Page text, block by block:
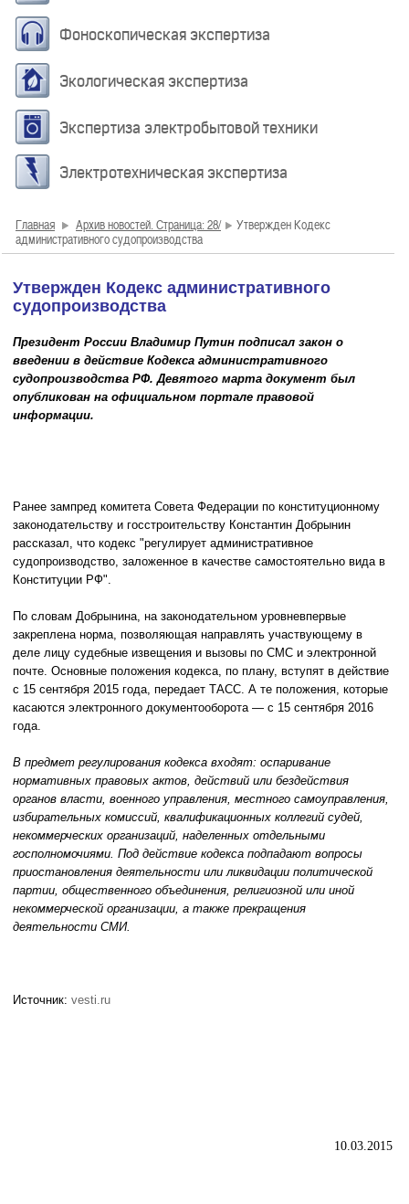
Фоноскопическая экспертиза
Экологическая экспертиза
Экспертиза электробытовой техники
Электротехническая экспертиза
Главная Архив новостей. Страница: 28/
Утвержден Кодекс
административного судопроизводства
Утвержден Кодекс административного
судопроизводства
Президент России Владимир Путин подписал закон о
введении в действие Кодекса административного
судопроизводства РФ. Девятого марта документ был
опубликован на официальном портале правовой
информации.
Ранее зампред комитета Совета Федерации по конституционному
законодательству и госстроительству Константин Добрынин
рассказал, что кодекс "регулирует административное
судопроизводство, заложенное в качестве самостоятельно вида в
Конституции РФ".
По словам Добрынина, на законодательном уровневпервые
закреплена норма, позволяющая направлять участвующему в
деле лицу судебные извещения и вызовы по СМС и электронной
почте. Основные положения кодекса, по плану, вступят в действие
с 15 сентября 2015 года, передает ТАСС. А те положения, которые
касаются электронного документооборота — с 15 сентября 2016
года.
В предмет регулирования кодекса входят: оспаривание
нормативных правовых актов, действий или бездействия
органов власти, военного управления, местного самоуправления,
избирательных комиссий, квалификационных коллегий судей,
некоммерческих организаций, наделенных отдельными
госполномочиями. Под действие кодекса подпадают вопросы
приостановления деятельности или ликвидации политической
партии, общественного объединения, религиозной или иной
некоммерческой организации, а также прекращения
деятельности СМИ.
Источник: vesti.ru
10.03.2015